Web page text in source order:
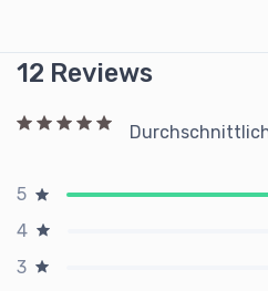
12 Reviews
5
4
3